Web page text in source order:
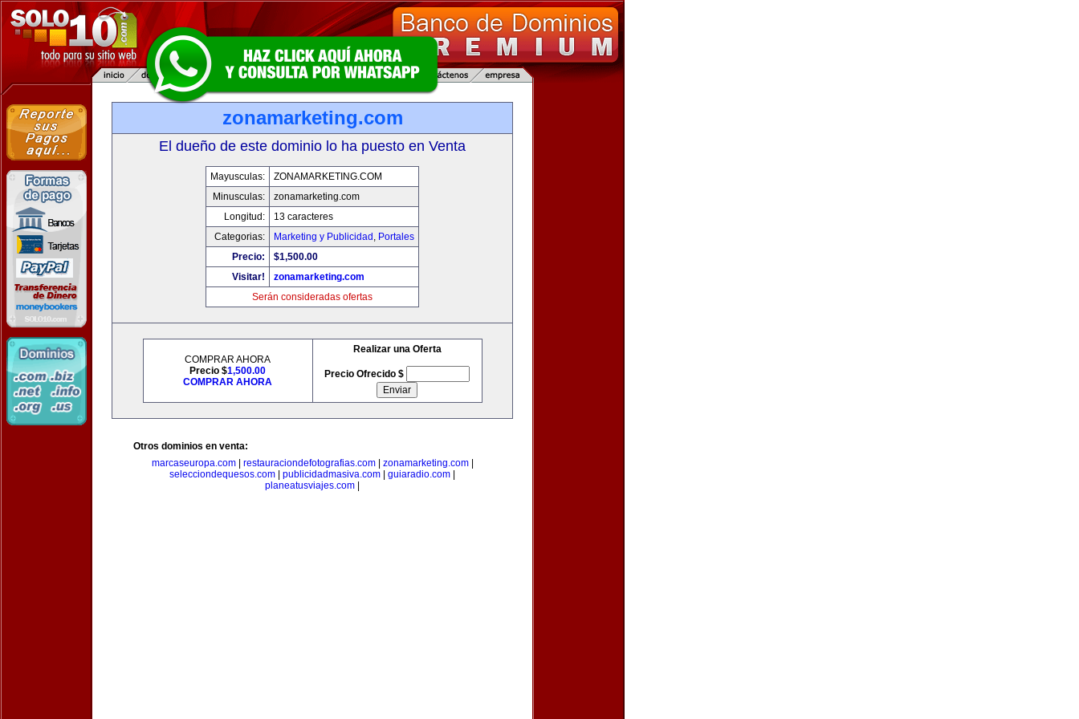
zonamarketing.com
El dueño de este dominio lo ha puesto en Venta
Mayusculas:
ZONAMARKETING.COM
Minusculas:
zonamarketing.com
Longitud:
13 caracteres
Categorias:
Marketing y Publicidad , Portales
Precio:
$1,500.00
Visitar!
zonamarketing.com
Serán consideradas ofertas
COMPRAR AHORA
Precio $1,500.00
COMPRAR AHORA
Realizar una Oferta
Precio Ofrecido $
Otros dominios en venta:
marcaseuropa.com| restauraciondefotografias.com| zonamarketing.com|
selecciondequesos.com
publicidadmasiva.com guiaradio.com
planeatusviajes.com